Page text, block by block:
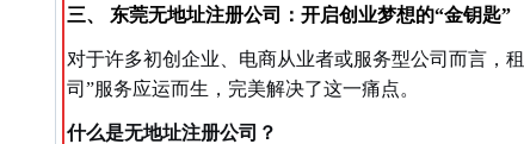
三、 东莞无地址注册公司：开启创业梦想的“金钥匙”
对于许多初创企业、电商从业者或服务型公司而言，
司”服务应运而生，完美解决了这一痛点。
什么是无地址注册公司？